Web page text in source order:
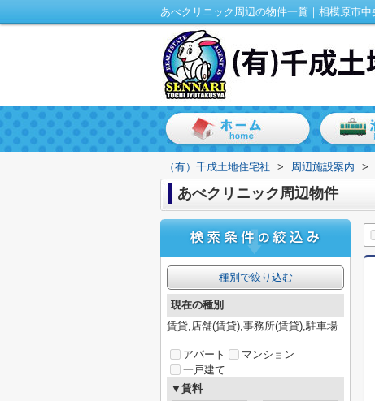
（有）千成土地住宅社 > 周辺施設案内 >
あべクリニック周辺物件
種別で絞り込む
現在の種別
賃貸,店舗(賃貸),事務所(賃貸),駐車場
アパート
マンション
一戸建て
▼賃料